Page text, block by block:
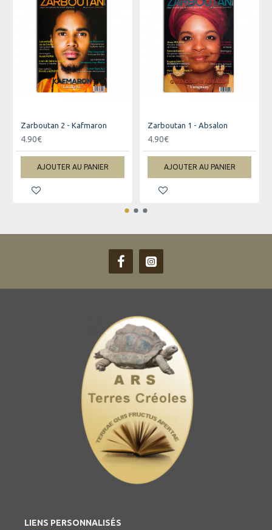
Nasional, li té militan politik. Li la komanse ékri dann zané
70 : fonnkèr, shortèks, roman, zistoir... Plipar lo tan li ékri an
kréol rénioné, rar-rar an fransé. An dèrnié li la travay desi
ramasaz "patrimoine imatérièl" La Rénion épi li lé devni
rakontèr zistoir. Li fé galman tradiksion an kréol.
"MOFEKNET" sé son 2è diksionèr, apré "SEMI-LO-MO".
Zarboutan 2 - Kafmaron
4.90€
AJOUTER AU PANIER
Zarboutan 1 - Absalon
4.90€
AJOUTER AU PANIER
LIENS PERSONNALISÉS